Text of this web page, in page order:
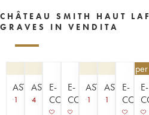
CHÂTEAU SMITH HAUT
GRAVES IN VENDITA
ASTA
1
ASTA
4
E-
COMMERCE
E-
COMMERCE
ASTA
1
ASTA
1
E-
E-